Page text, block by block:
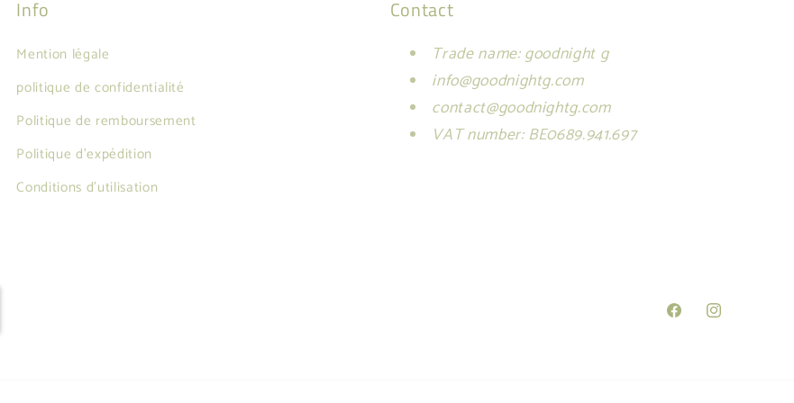
Info
Mention légale
politique de confidentialité
Politique de remboursement
Politique d'expédition
Conditions d'utilisation
Contact
Trade name: goodnight g
info@goodnightg.com
contact@goodnightg.com
VAT number: BE0689.941.697
FacebookInstagram